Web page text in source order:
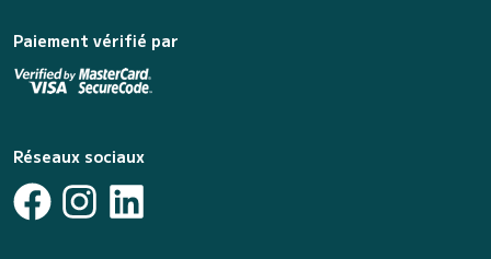
Paiement vérifié par
Réseaux sociaux